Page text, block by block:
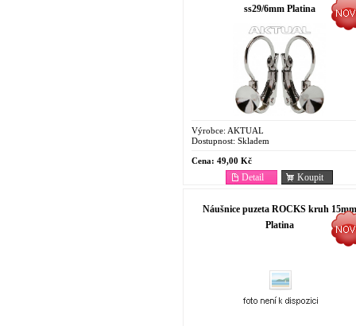
ss29/6mm Platina
Výrobce: AKTUAL
Dostupnost: Skladem
Cena: 49,00 Kč
Koupit
Detail
Náušnice puzeta ROCKS kruh 15mm
Platina